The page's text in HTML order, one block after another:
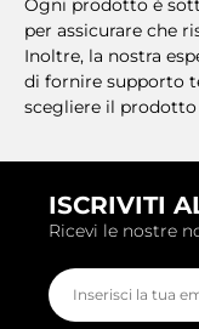
Ogni prodotto è
per assicurare che
Inoltre, la nostra
di fornire supporto
scegliere il
ISCRIVITI
Ricevi le nostre